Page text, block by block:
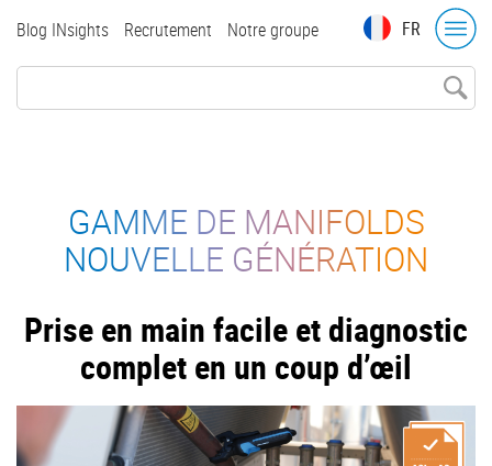
FR
Top
Blog INsights Recrutement Notre groupe
GAMME DE MANIFOLDS
NOUVELLE GÉNÉRATION
Prise en main facile et diagnostic
complet en un coup d’œil